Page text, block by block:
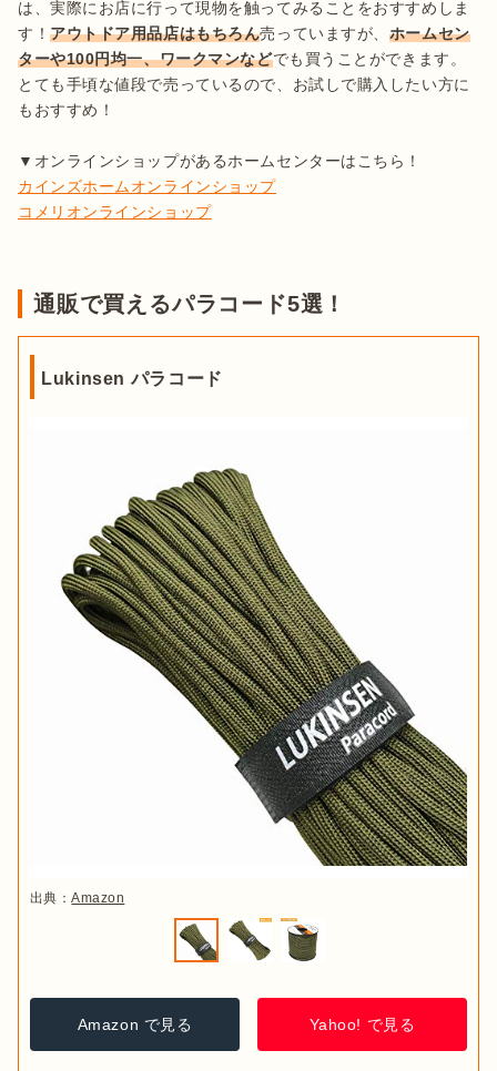
は、実際にお店に行って現物を触ってみることをおすすめしま
す！アウトドア用品店はもちろん売っていますが、 ホームセン
ターや100円均一、ワークマンなどでも買うことができます。
とても手頃な値段で売っているので、お試しで購入したい方に
もおすすめ！
カインズホームオンラインショップ
コメリオンラインショップ
通販で買えるパラコード5選！
Lukinsen パラコード
出典：Amazon
Amazon で見る Yahoo! で見る